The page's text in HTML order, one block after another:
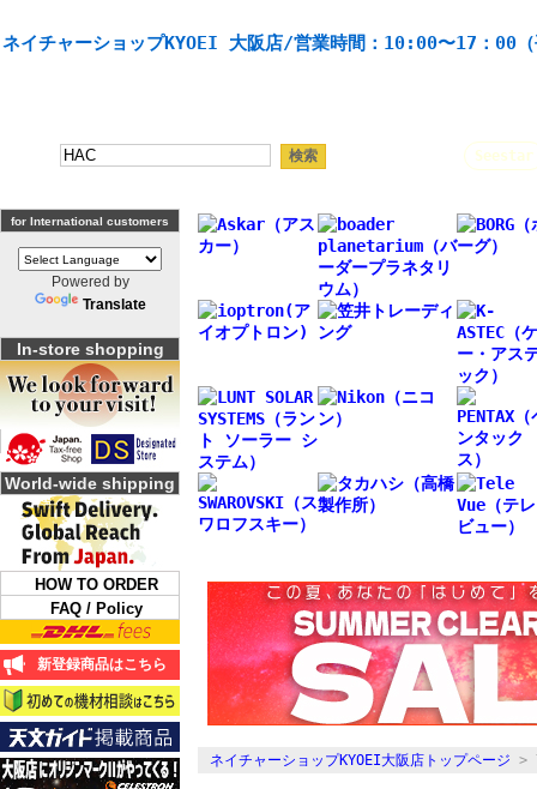
ネイチャーショップKYOEI 大阪店/営業時間：10:00〜17：00（
Seestar
for International customers
Powered by
Translate
In-store shopping
World-wide shipping
HOW TO ORDER
FAQ / Policy
新登録商品はこちら
ネイチャーショップKYOEI大阪店トップページ >